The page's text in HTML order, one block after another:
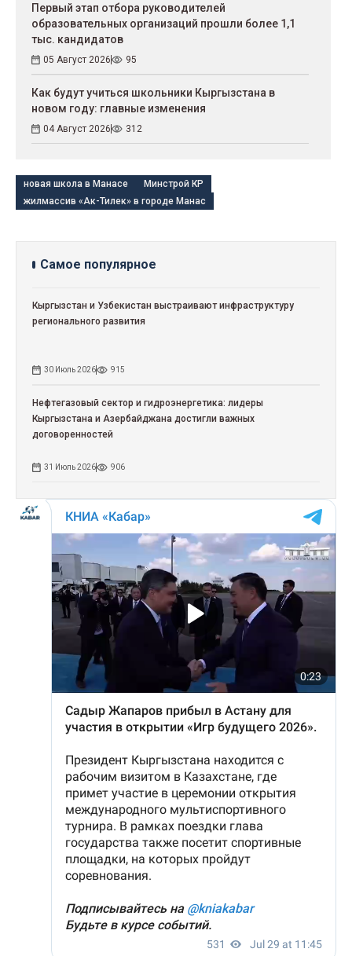
Первый этап отбора руководителей
образовательных организаций прошли более 1,1
тыс. кандидатов
05 Август 2026 95
Как будут учиться школьники Кыргызстана в
новом году: главные изменения
04 Август 2026 312
новая школа в Манасе
Минстрой КР
жилмассив «Ак-Тилек» в городе Манас
Самое популярное
Кыргызстан и Узбекистан выстраивают инфраструктуру
регионального развития
30 Июль 2026 915
Нефтегазовый сектор и гидроэнергетика: лидеры
Кыргызстана и Азербайджана достигли важных
договоренностей
31 Июль 2026 906